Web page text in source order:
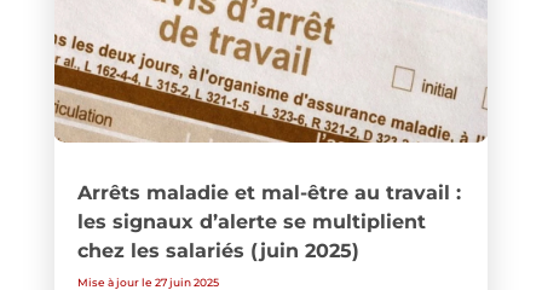
Arrêts maladie et mal-être au travail :
les signaux d’alerte se multiplient
chez les salariés (juin 2025)
Mise à jour le 27 juin 2025